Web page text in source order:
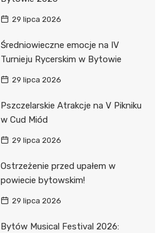
29 lipca 2026
Średniowieczne emocje na IV
Turnieju Rycerskim w Bytowie
29 lipca 2026
Pszczelarskie Atrakcje na V Pikniku
w Cud Miód
29 lipca 2026
Ostrzeżenie przed upałem w
powiecie bytowskim!
29 lipca 2026
Bytów Musical Festival 2026: